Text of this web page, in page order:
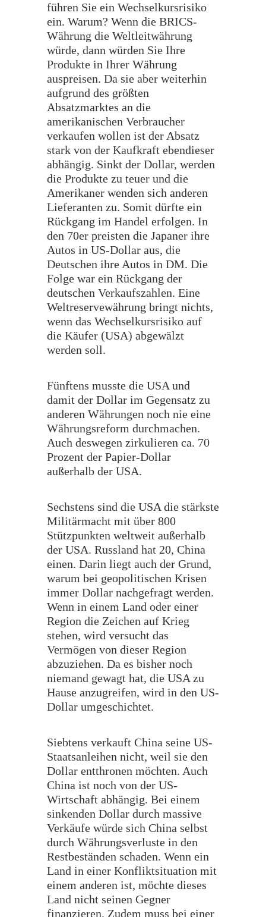
führen Sie ein Wechselkursrisiko
ein. Warum? Wenn die BRICS-
Währung die Weltleitwährung
würde, dann würden Sie Ihre
Produkte in Ihrer Währung
auspreisen. Da sie aber weiterhin
aufgrund des größten
Absatzmarktes an die
amerikanischen Verbraucher
verkaufen wollen ist der Absatz
stark von der Kaufkraft ebendieser
abhängig. Sinkt der Dollar, werden
die Produkte zu teuer und die
Amerikaner wenden sich anderen
Lieferanten zu. Somit dürfte ein
Rückgang im Handel erfolgen. In
den 70er preisten die Japaner ihre
Autos in US-Dollar aus, die
Deutschen ihre Autos in DM. Die
Folge war ein Rückgang der
deutschen Verkaufszahlen. Eine
Weltreservewährung bringt nichts,
wenn das Wechselkursrisiko auf
die Käufer (USA) abgewälzt
werden soll.
Fünftens musste die USA und
damit der Dollar im Gegensatz zu
anderen Währungen noch nie eine
Währungsreform durchmachen.
Auch deswegen zirkulieren ca. 70
Prozent der Papier-Dollar
außerhalb der USA.
Sechstens sind die USA die stärkste
Militärmacht mit über 800
Stützpunkten weltweit außerhalb
der USA. Russland hat 20, China
einen. Darin liegt auch der Grund,
warum bei geopolitischen Krisen
immer Dollar nachgefragt werden.
Wenn in einem Land oder einer
Region die Zeichen auf Krieg
stehen, wird versucht das
Vermögen von dieser Region
abzuziehen. Da es bisher noch
niemand gewagt hat, die USA zu
Hause anzugreifen, wird in den US-
Dollar umgeschichtet.
Siebtens verkauft China seine US-
Staatsanleihen nicht, weil sie den
Dollar entthronen möchten. Auch
China ist noch von der US-
Wirtschaft abhängig. Bei einem
sinkenden Dollar durch massive
Verkäufe würde sich China selbst
durch Währungsverluste in den
Restbeständen schaden. Wenn ein
Land in einer Konfliktsituation mit
einem anderen ist, möchte dieses
Land nicht seinen Gegner
finanzieren. Zudem muss bei einer